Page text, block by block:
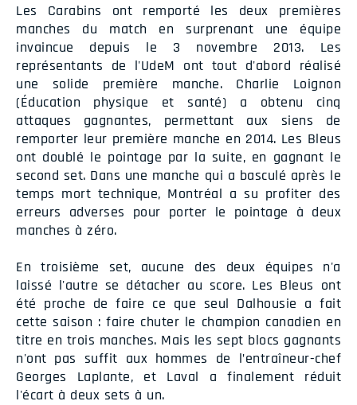
Les Carabins ont remporté les deux premières
manches du match en surprenant une équipe
invaincue depuis le 3 novembre 2013. Les
représentants de l'UdeM ont tout d'abord réalisé
une solide première manche. Charlie Loignon
(Éducation physique et santé) a obtenu cinq
attaques gagnantes, permettant aux siens de
remporter leur première manche en 2014. Les Bleus
ont doublé le pointage par la suite, en gagnant le
second set. Dans une manche qui a basculé après le
temps mort technique, Montréal a su profiter des
erreurs adverses pour porter le pointage à deux
manches à zéro.
En troisième set, aucune des deux équipes n'a
laissé l'autre se détacher au score. Les Bleus ont
été proche de faire ce que seul Dalhousie a fait
cette saison : faire chuter le champion canadien en
titre en trois manches. Mais les sept blocs gagnants
n'ont pas suffit aux hommes de l’entraîneur-chef
Georges Laplante, et Laval a finalement réduit
l'écart à deux sets à un.